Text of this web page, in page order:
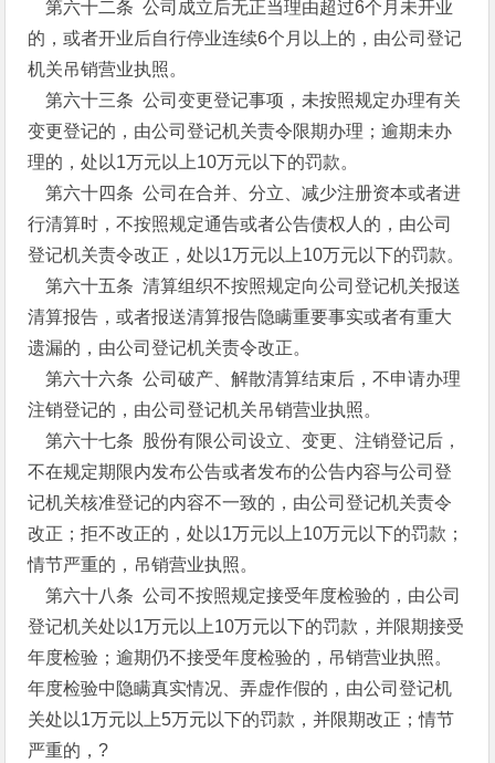
第六十二条 公司成立后无正当理由超过6个月未开业
的，或者开业后自行停业连续6个月以上的，由公司登记
机关吊销营业执照。
第六十三条 公司变更登记事项，未按照规定办理有关
变更登记的，由公司登记机关责令限期办理；逾期未办
理的，处以1万元以上10万元以下的罚款。
第六十四条 公司在合并、分立、减少注册资本或者进
行清算时，不按照规定通告或者公告债权人的，由公司
登记机关责令改正，处以1万元以上10万元以下的罚款。
第六十五条 清算组织不按照规定向公司登记机关报送
清算报告，或者报送清算报告隐瞒重要事实或者有重大
遗漏的，由公司登记机关责令改正。
第六十六条 公司破产、解散清算结束后，不申请办理
注销登记的，由公司登记机关吊销营业执照。
第六十七条 股份有限公司设立、变更、注销登记后，
不在规定期限内发布公告或者发布的公告内容与公司登
记机关核准登记的内容不一致的，由公司登记机关责令
改正；拒不改正的，处以1万元以上10万元以下的罚款；
情节严重的，吊销营业执照。
第六十八条 公司不按照规定接受年度检验的，由公司
登记机关处以1万元以上10万元以下的罚款，并限期接受
年度检验；逾期仍不接受年度检验的，吊销营业执照。
年度检验中隐瞒真实情况、弄虚作假的，由公司登记机
关处以1万元以上5万元以下的罚款，并限期改正；情节
严重的，?